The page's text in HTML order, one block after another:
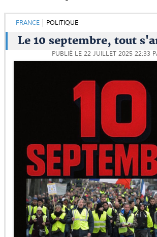
FRANCE POLITIQUE
Le 10 septembre, tout
PUBLIÉ LE 22 JUILLET 2025 22:33